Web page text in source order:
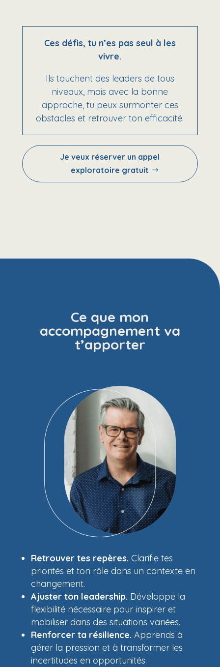
Ces défis, tu n’es pas seul à les
vivre.
Ils touchent des leaders de tous
niveaux, mais avec la bonne
approche, tu peux surmonter ces
obstacles et retrouver ton efficacité.
Je veux réserver un appel
exploratoire gratuit
Ce que mon
accompagnement va
t’apporter
Retrouver tes repères. Clarifie tes
priorités et ton rôle dans un contexte en
changement.
Ajuster ton leadership. Développe la
flexibilité nécessaire pour inspirer et
mobiliser dans des situations variées.
Renforcer ta résilience. Apprends à
gérer la pression et à transformer les
incertitudes en opportunités.